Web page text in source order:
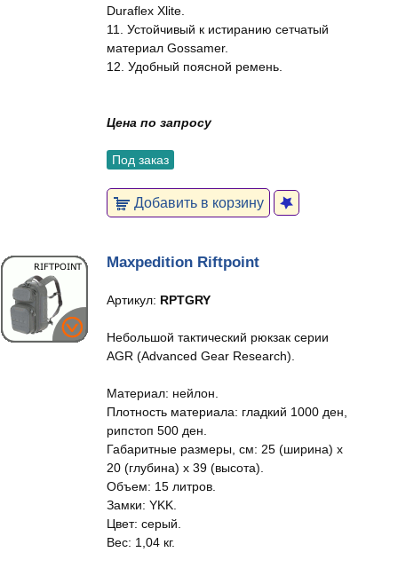
Duraflex Xlite.
11. Устойчивый к истиранию сетчатый
материал Gossamer.
12. Удобный поясной ремень.
Цена по запросу
Под заказ
Добавить в корзину
Maxpedition Riftpoint
Артикул: RPTGRY
Небольшой тактический рюкзак серии
AGR (Advanced Gear Research).
Материал: нейлон.
Плотность материала: гладкий 1000 ден,
рипстоп 500 ден.
Габаритные размеры, см: 25 (ширина) x
20 (глубина) x 39 (высота).
Объем: 15 литров.
Замки: YKK.
Цвет: серый.
Вес: 1,04 кг.